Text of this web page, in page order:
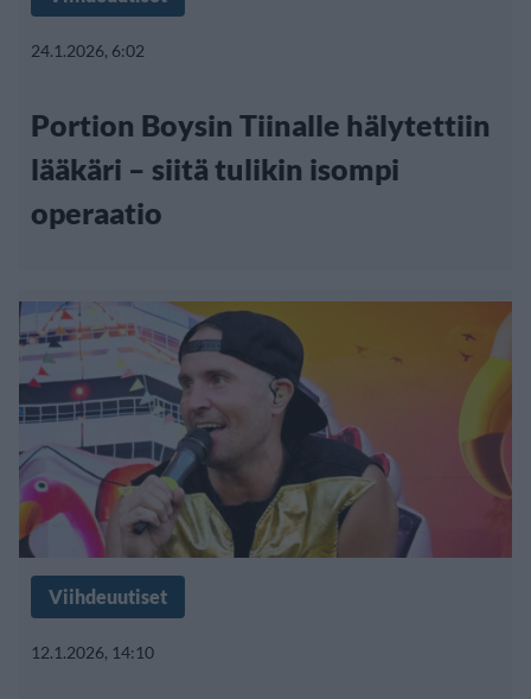
24.1.2026, 6:02
Portion Boysin Tiinalle hälytettiin
lääkäri – siitä tulikin isompi
operaatio
Viihdeuutiset
12.1.2026, 14:10